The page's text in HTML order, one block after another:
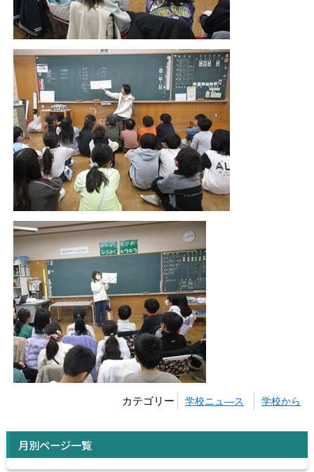
カテゴリー 学校ニュ―ス 学校から
月別ページ一覧